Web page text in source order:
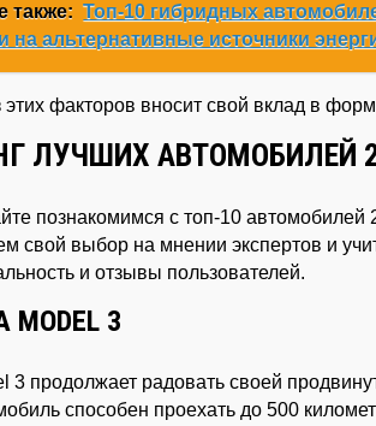
также: Топ-10 гибридных
на альтернативные источники
факторов вносит свой вклад в
ЛУЧШИХ АВТОМОБИЛЕЙ
познакомимся с топ-10
свой выбор на мнении экспертов и
и отзывы пользователей.
MODEL 3
3 продолжает радовать своей
способен проехать до 500